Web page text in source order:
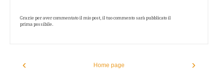
Grazie per aver commentato il mio post, il tuo commento sarà pubblicato il
prima possibile.
‹ ›
Home page